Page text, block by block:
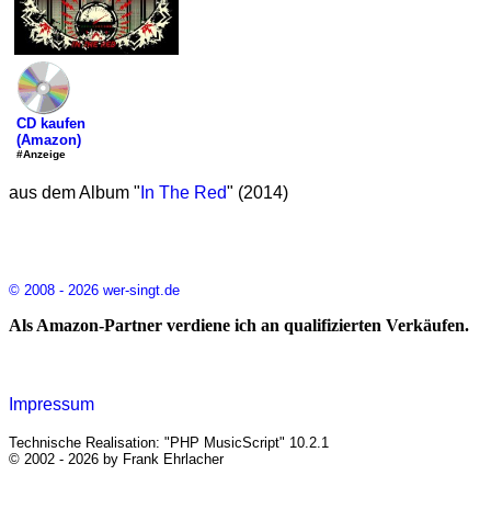
CD kaufen
(Amazon)
#Anzeige
aus dem Album " In The Red" (2014)
© 2008 - 2026 wer-singt.de
Als Amazon-Partner verdiene ich an qualifizierten Verkäufen.
Impressum
Technische Realisation: "PHP MusicScript" 10.2.1
© 2002 - 2026 by Frank Ehrlacher